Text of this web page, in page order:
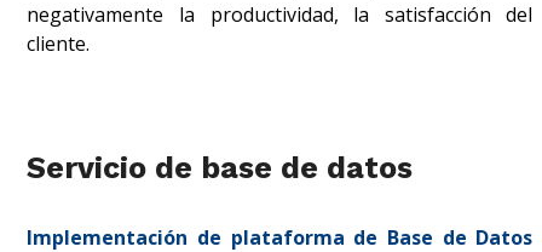
negativamente la productividad, la satisfacción del
cliente.
Servicio de base de datos
Implementación de plataforma de Base de Datos